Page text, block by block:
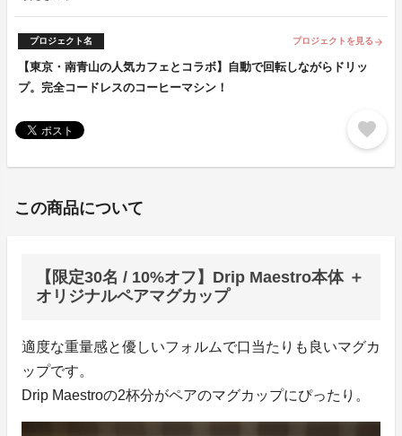
プロジェクト名 プロジェクトを見る arrow_forward
【東京・南青山の人気カフェとコラボ】自動で回転しながらドリッ
プ。完全コードレスのコーヒーマシン！
favorite
この商品について
【限定30名 / 10%オフ】Drip Maestro本体 ＋
オリジナルペアマグカップ
適度な重量感と優しいフォルムで口当たりも良いマグカ
ップです。
Drip Maestroの2杯分がペアのマグカップにぴったり。